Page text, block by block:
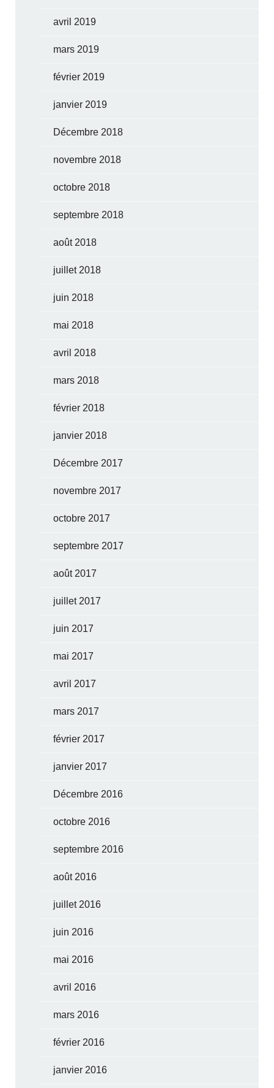
avril 2019
mars 2019
février 2019
janvier 2019
Décembre 2018
novembre 2018
octobre 2018
septembre 2018
août 2018
juillet 2018
juin 2018
mai 2018
avril 2018
mars 2018
février 2018
janvier 2018
Décembre 2017
novembre 2017
octobre 2017
septembre 2017
août 2017
juillet 2017
juin 2017
mai 2017
avril 2017
mars 2017
février 2017
janvier 2017
Décembre 2016
octobre 2016
septembre 2016
août 2016
juillet 2016
juin 2016
mai 2016
avril 2016
mars 2016
février 2016
janvier 2016